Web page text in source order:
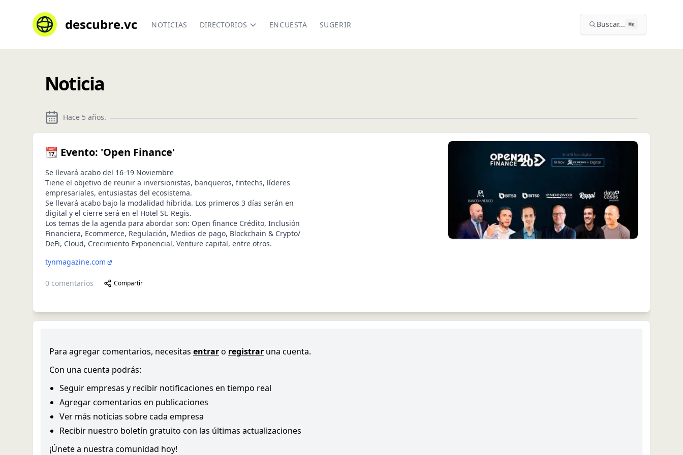
descubre.vc NOTICIAS DIRECTORIOS ENCUESTA SUGERIR Buscar... ⌘K
Noticia
Hace 5 años.
📆 Evento: 'Open Finance'
Se llevará acabo del 16-19 Noviembre
Tiene el objetivo de reunir a inversionistas, banqueros, fintechs, líderes
empresariales, entusiastas del ecosistema.
Se llevará acabo bajo la modalidad híbrida. Los primeros 3 días serán en
digital y el cierre será en el Hotel St. Regis.
Los temas de la agenda para abordar son: Open finance Crédito, Inclusión
Financiera, Ecommerce, Regulación, Medios de pago, Blockchain & Crypto/
DeFi, Cloud, Crecimiento Exponencial, Venture capital, entre otros.
tynmagazine.com
0 comentarios Compartir
Para agregar comentarios, necesitas entraro registrar una cuenta.
Con una cuenta podrás:
Seguir empresas y recibir notificaciones en tiempo real
Agregar comentarios en publicaciones
Ver más noticias sobre cada empresa
Recibir nuestro boletín gratuito con las últimas actualizaciones
¡Únete a nuestra comunidad hoy!